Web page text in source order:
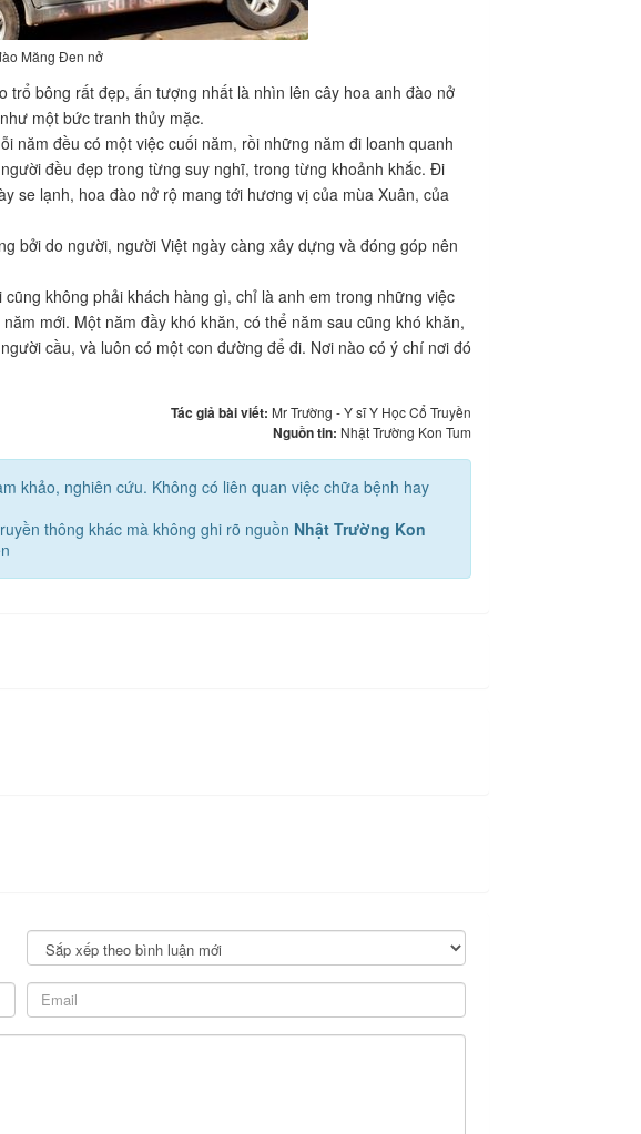
Măng Đen nở
bông rất đẹp, ấn tượng nhất là nhìn lên cây hoa anh đào nở
một bức tranh thủy mặc.
đều có một việc cuối năm, rồi những năm đi loanh quanh
đều đẹp trong từng suy nghĩ, trong từng khoảnh khắc. Đi
se lạnh, hoa đào nở rộ mang tới hương vị của mùa Xuân, của
bởi do người, người Việt ngày càng xây dựng và đóng góp nên
không phải khách hàng gì, chỉ là anh em trong những việc
mới. Một năm đầy khó khăn, có thể năm sau cũng khó khăn,
cầu, và luôn có một con đường để đi. Nơi nào có ý chí nơi đó
Tác giả bài viết: Mr Trường - Y sĩ Y Học Cổ Truyền
Nguồn tin: Nhật Trường Kon Tum
khảo, nghiên cứu. Không có liên quan việc chữa bệnh hay
thông khác mà không ghi rõ nguồn Nhật Trường Kon